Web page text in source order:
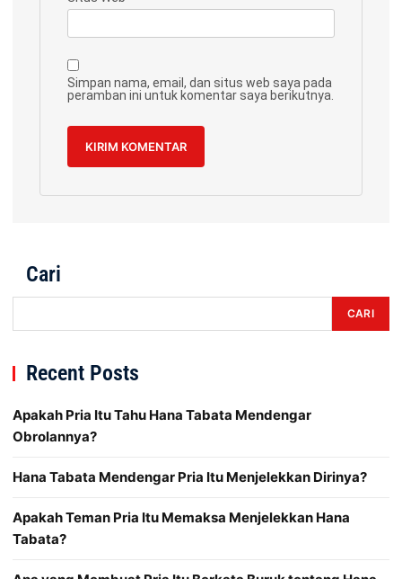
Simpan nama, email, dan situs web saya pada
peramban ini untuk komentar saya berikutnya.
Cari
CARI
Recent Posts
Apakah Pria Itu Tahu Hana Tabata Mendengar
Obrolannya?
Hana Tabata Mendengar Pria Itu Menjelekkan Dirinya?
Apakah Teman Pria Itu Memaksa Menjelekkan Hana
Tabata?